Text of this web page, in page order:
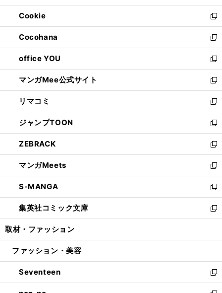
開
く
ウ
で
開
く
ン
ド
ウ
で
開
く
ウ
ィ
ン
ド
ウ
で
開
く
Cookie
新
し
い
ウ
ィ
ン
ド
ウ
で
開
く
Cocohana
新
し
い
ウ
ィ
ン
ド
ウ
で
開
く
office YOU
新
し
い
ウ
ィ
ン
ド
ウ
で
開
く
マンガMee公式サイト
新
し
い
ウ
ィ
ン
ド
ウ
で
開
く
リマコミ
新
し
い
ウ
ィ
ン
ド
ウ
で
開
く
ジャンプTOON
新
し
い
ウ
ィ
ン
ド
ウ
で
開
ZEBRACK
新
し
い
ウ
ィ
ン
ド
ウ
開
マンガMeets
新
し
い
ウ
ィ
ン
ウ
開
く
S-MANGA
新
し
い
ウ
ン
ウ
で
開
集英社コミック文庫
新
し
ウ
ン
ド
ウ
取材・ファッション
ファッション・美容
Seventeen
新
し